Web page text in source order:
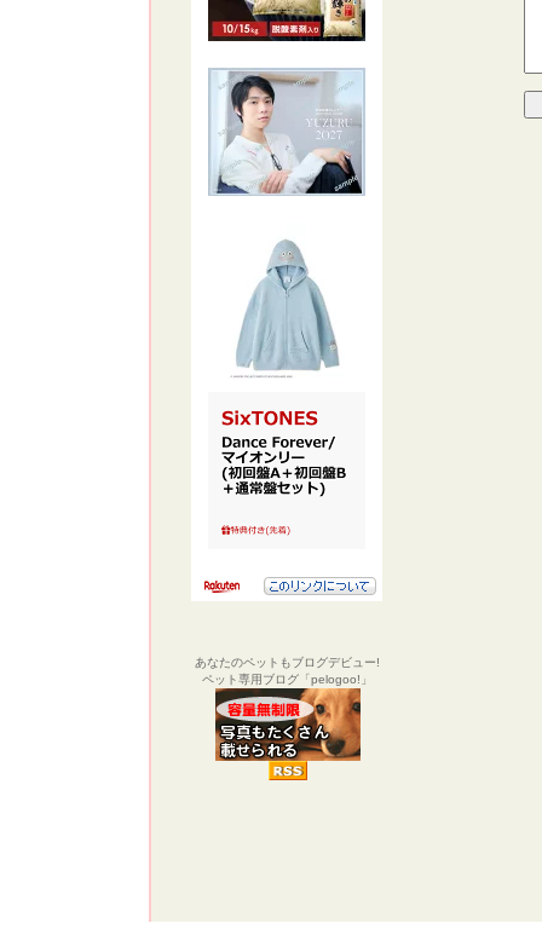
あなたのペットもブログデビュー!
ペット専用ブログ「pelogoo!」